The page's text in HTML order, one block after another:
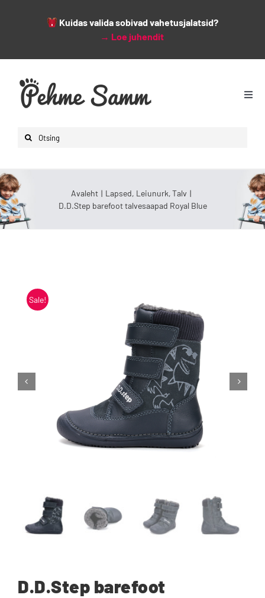
Kuidas valida sobivad vahetusjalatsid?
→ Loe juhendit
content
Search
Lapsed
Mehed
Lisad
Blogi
Kontakt
Avaleht Lapsed Leiunurk Talv
D.D.Step barefoot talvesaapad Royal Blue
Sale!
D.D.Step barefoot